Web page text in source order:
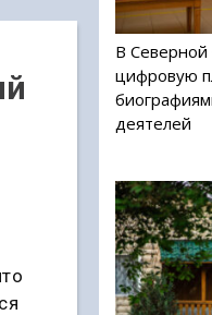
В
цифровую
деятелей